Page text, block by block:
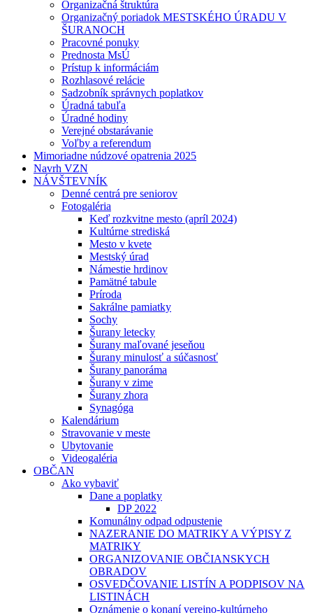
Organizačná štruktúra
Organizačný poriadok MESTSKÉHO ÚRADU V
ŠURANOCH
Pracovné ponuky
Prednosta MsÚ
Prístup k informáciám
Rozhlasové relácie
Sadzobník správnych poplatkov
Úradná tabuľa
Úradné hodiny
Verejné obstarávanie
Voľby a referendum
Mimoriadne núdzové opatrenia 2025
Navrh VZN
NÁVŠTEVNÍK
Denné centrá pre seniorov
Fotogaléria
Keď rozkvitne mesto (apríl 2024)
Kultúrne strediská
Mesto v kvete
Mestský úrad
Námestie hrdinov
Pamätné tabule
Príroda
Sakrálne pamiatky
Sochy
Šurany letecky
Šurany maľované jeseňou
Šurany minulosť a súčasnosť
Šurany panoráma
Šurany v zime
Šurany zhora
Synagóga
Kalendárium
Stravovanie v meste
Ubytovanie
Videogaléria
OBČAN
Ako vybaviť
Dane a poplatky
DP 2022
Komunálny odpad odpustenie
NAZERANIE DO MATRIKY A VÝPISY Z
MATRIKY
ORGANIZOVANIE OBČIANSKYCH
OBRADOV
OSVEDČOVANIE LISTÍN A PODPISOV NA
LISTINÁCH
Oznámenie o konaní verejno-kultúrneho